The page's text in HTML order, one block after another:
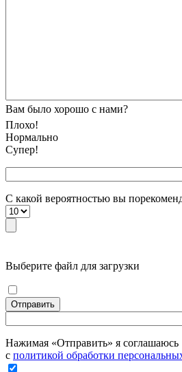
Вам было хорошо с нами?
Плохо!
Нормально
Супер!
С какой вероятностью вы
Выберите файл для загрузки
Отправить
Нажимая «Отправить» я соглашаюсь
с политикой обработки